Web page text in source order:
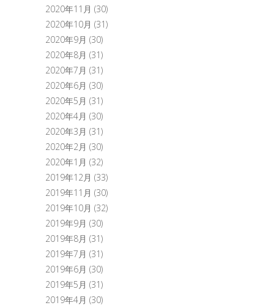
2020年11月 (30)
2020年10月 (31)
2020年9月 (30)
2020年8月 (31)
2020年7月 (31)
2020年6月 (30)
2020年5月 (31)
2020年4月 (30)
2020年3月 (31)
2020年2月 (30)
2020年1月 (32)
2019年12月 (33)
2019年11月 (30)
2019年10月 (32)
2019年9月 (30)
2019年8月 (31)
2019年7月 (31)
2019年6月 (30)
2019年5月 (31)
2019年4月 (30)